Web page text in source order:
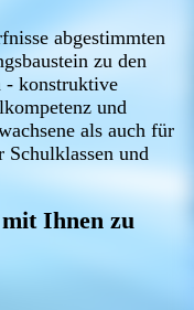
abgestimmten
zu den
- konstruktive
und
als auch für
und
Ihnen zu